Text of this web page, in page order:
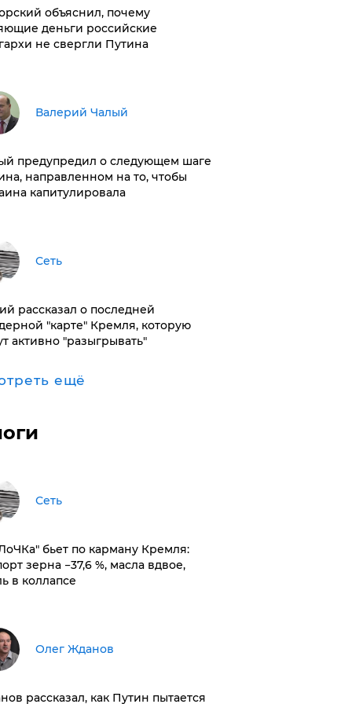
объяснил, почему
деньги российские
не свергли Путина
Валерий Чалый
предупредил о следующем шаге
направленном на то, чтобы
капитулировала
Сеть
рассказал о последней
"карте" Кремля, которую
активно "разыгрывать"
ещё
Сеть
бьет по карману Кремля:
зерна −37,6 %, масла вдвое,
в коллапсе
Олег Жданов
рассказал, как Путин пытается